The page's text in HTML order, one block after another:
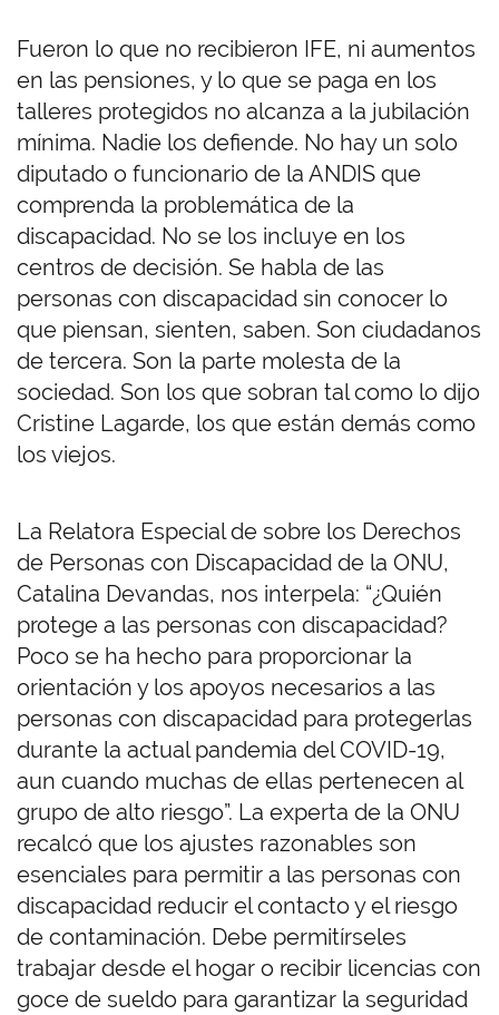
Fueron lo que no recibieron IFE, ni aumentos
en las pensiones, y lo que se paga en los
talleres protegidos no alcanza a la jubilación
mínima. Nadie los defiende. No hay un solo
diputado o funcionario de la ANDIS que
comprenda la problemática de la
discapacidad. No se los incluye en los
centros de decisión. Se habla de las
personas con discapacidad sin conocer lo
que piensan, sienten, saben. Son ciudadanos
de tercera. Son la parte molesta de la
sociedad. Son los que sobran tal como lo dijo
Cristine Lagarde, los que están demás como
los viejos.
La Relatora Especial de sobre los Derechos
de Personas con Discapacidad de la ONU,
Catalina Devandas, nos interpela: “¿Quién
protege a las personas con discapacidad?
Poco se ha hecho para proporcionar la
orientación y los apoyos necesarios a las
personas con discapacidad para protegerlas
durante la actual pandemia del COVID-19,
aun cuando muchas de ellas pertenecen al
grupo de alto riesgo”. La experta de la ONU
recalcó que los ajustes razonables son
esenciales para permitir a las personas con
discapacidad reducir el contacto y el riesgo
de contaminación. Debe permitírseles
trabajar desde el hogar o recibir licencias con
goce de sueldo para garantizar la seguridad